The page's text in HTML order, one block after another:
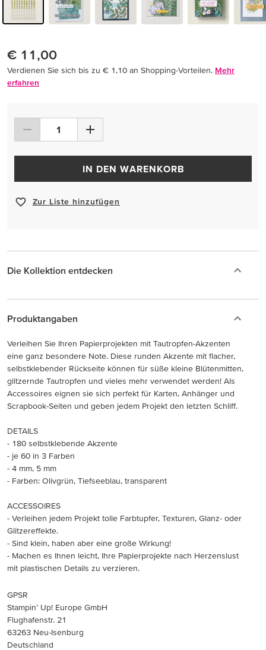
€ 11,00
Verdienen Sie sich bis zu € 1,10 an Shopping-Vorteilen. Mehr
erfahren
IN DEN WARENKORB
Zur Liste hinzufügen
Die Kollektion entdecken
Produktangaben
Verleihen Sie Ihren Papierprojekten mit Tautropfen-Akzenten
eine ganz besondere Note. Diese runden Akzente mit flacher,
selbstklebender Rückseite können für süße kleine Blütenmitten,
glitzernde Tautropfen und vieles mehr verwendet werden! Als
Accessoires eignen sie sich perfekt für Karten, Anhänger und
Scrapbook-Seiten und geben jedem Projekt den letzten Schliff.
DETAILS
- 180 selbstklebende Akzente
- je 60 in 3 Farben
- 4 mm, 5 mm
- Farben: Olivgrün, Tiefseeblau, transparent
ACCESSOIRES
- Verleihen jedem Projekt tolle Farbtupfer, Texturen, Glanz- oder
Glitzereffekte.
- Sind klein, haben aber eine große Wirkung!
- Machen es Ihnen leicht, Ihre Papierprojekte nach Herzenslust
mit plastischen Details zu verzieren.
GPSR
Stampin’ Up! Europe GmbH
Flughafenstr. 21
63263 Neu-Isenburg
Deutschland